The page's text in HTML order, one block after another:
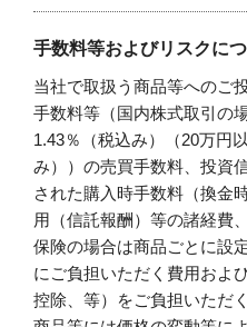
手数料等およびリスクに
当社で取扱う商品等へのご
手数料等（国内株式取引の
1.43％（税込み）（20万円
み））の売買手数料、投資
された購入時手数料（換金
用（信託報酬）等の諸経費
保険の場合は商品ごとに設
にご負担いただく費用およ
控除、等）をご負担いただ